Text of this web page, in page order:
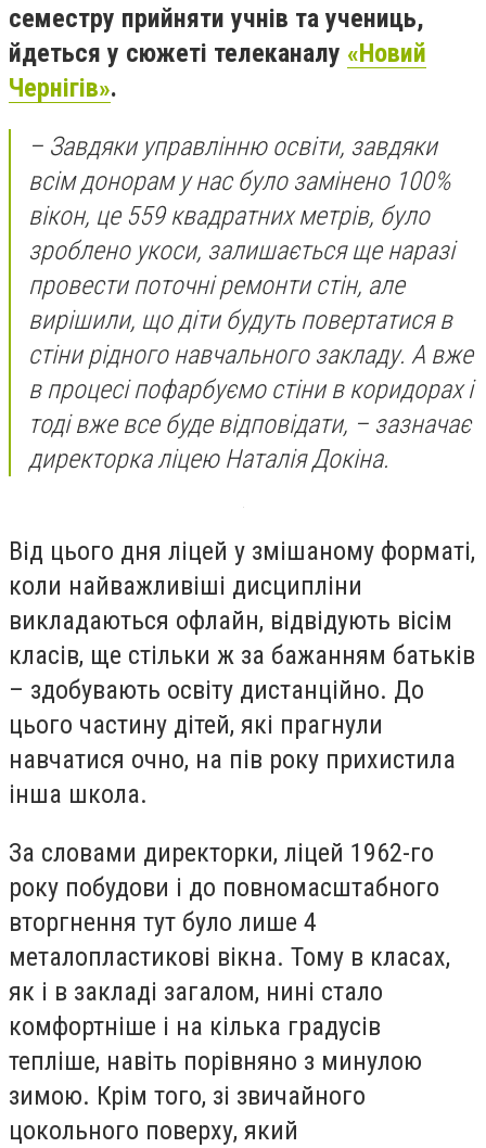
семестру прийняти учнів та учениць,
йдеться у сюжеті телеканалу «Новий
Чернігів».
– Завдяки управлінню освіти, завдяки
всім донорам у нас було замінено 100%
вікон, це 559 квадратних метрів, було
зроблено укоси, залишається ще наразі
провести поточні ремонти стін, але
вирішили, що діти будуть повертатися в
стіни рідного навчального закладу. А вже
в процесі пофарбуємо стіни в коридорах і
тоді вже все буде відповідати, – зазначає
директорка ліцею Наталія Докіна.
Від цього дня ліцей у змішаному форматі,
коли найважливіші дисципліни
викладаються офлайн, відвідують вісім
класів, ще стільки ж за бажанням батьків
– здобувають освіту дистанційно. До
цього частину дітей, які прагнули
навчатися очно, на пів року прихистила
інша школа.
За словами директорки, ліцей 1962-го
року побудови і до повномасштабного
вторгнення тут було лише 4
металопластикові вікна. Тому в класах,
як і в закладі загалом, нині стало
комфортніше і на кілька градусів
тепліше, навіть порівняно з минулою
зимою. Крім того, зі звичайного
цокольного поверху, який